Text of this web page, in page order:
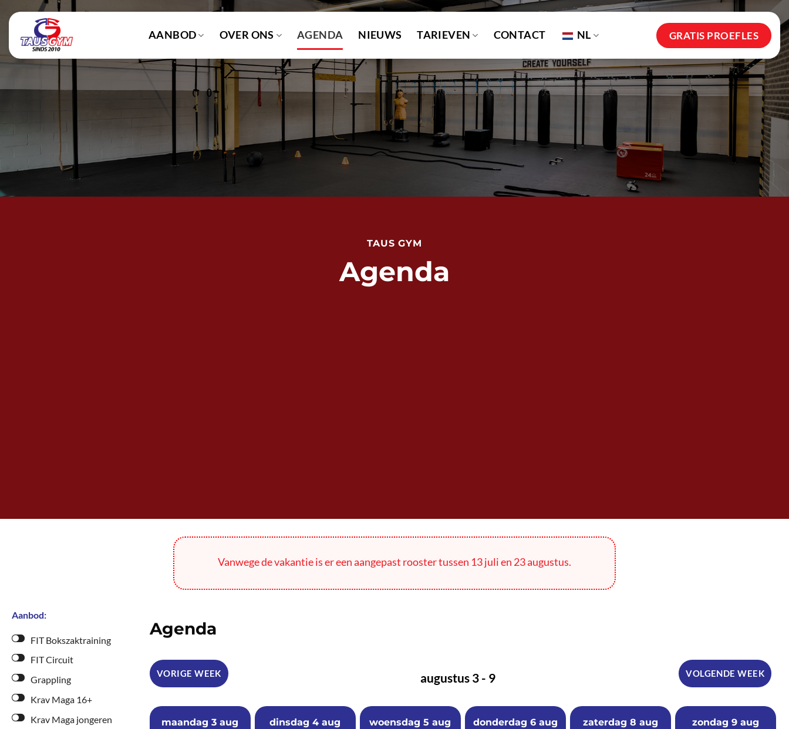
naar
inhoud
AANBOD OVER ONS AGENDA NIEUWS TARIEVEN CONTACT NL GRATIS PROEFLES
TAUS GYM
Agenda
Vanwege de vakantie is er een aangepast rooster tussen 13 juli en 23 augustus.
Aanbod:
FIT Bokszaktraining
FIT Circuit
Grappling
Krav Maga 16+
Krav Maga jongeren
Agenda
VORIGE WEEK augustus 3 - 9 VOLGENDE WEEK
maandag3 aug dinsdag4 aug woensdag5 aug donderdag 6 aug zaterdag 8 aug zondag 9 aug